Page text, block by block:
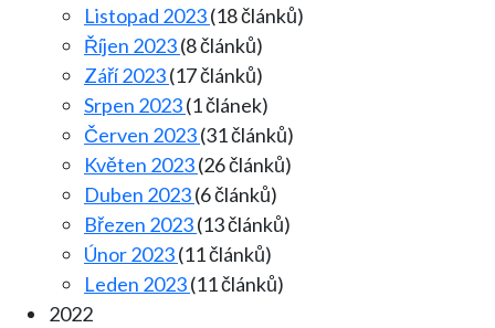
Listopad 2023(18 článků)
Říjen 2023(8 článků)
Září 2023(17 článků)
Srpen 2023(1 článek)
Červen 2023(31 článků)
Květen 2023(26 článků)
Duben 2023(6 článků)
Březen 2023(13 článků)
Únor 2023(11 článků)
Leden 2023(11 článků)
2022